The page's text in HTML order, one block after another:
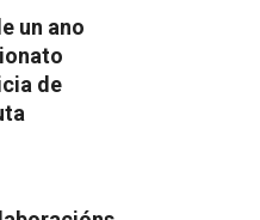
un ano
de